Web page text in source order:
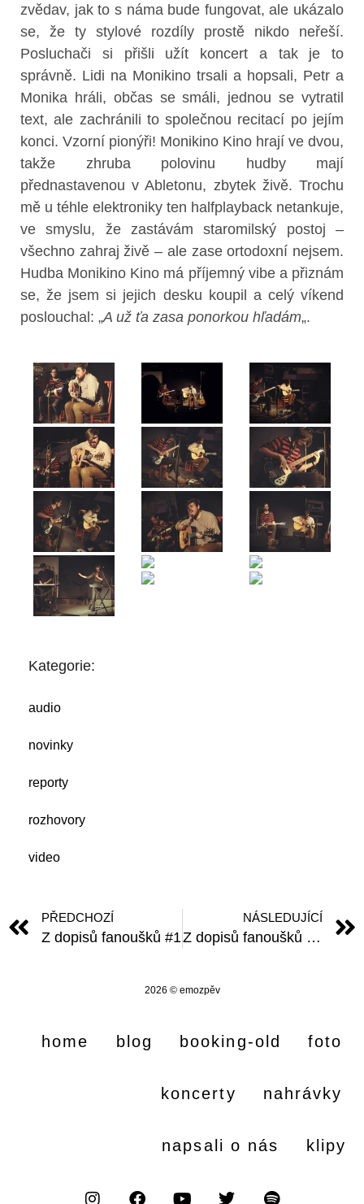
zvědav, jak to s náma bude fungovat, ale ukázalo
se, že ty stylové rozdíly prostě nikdo neřeší.
Posluchači si přišli užít koncert a tak je to
správně. Lidi na Monikino trsali a hopsali, Petr a
Monika hráli, občas se smáli, jednou se vytratil
text, ale zachránili to společnou recitací po jejím
konci. Vzorní pionýři! Monikino Kino hrají ve dvou,
takže zhruba polovinu hudby mají
přednastavenou v Abletonu, zbytek živě. Trochu
mě u téhle elektroniky ten halfplayback netankuje,
ve smyslu, že zastávám staromilský postoj –
všechno zahraj živě – ale zase ortodoxní nejsem.
Hudba Monikino Kino má příjemný vibe a přiznám
se, že jsem si jejich desku koupil a celý víkend
poslouchal: „A už ťa zasa ponorkou hľadám„.
Kategorie:
audio
novinky
reporty
rozhovory
video
PŘEDCHOZÍ
Z dopisů fanoušků #1
NÁSLEDUJÍCÍ
Z dopisů fanoušků #2 – Čáry smrti /text/
2026 © emozpěv
home blog booking-old foto
koncerty nahrávky
napsali o nás klipy